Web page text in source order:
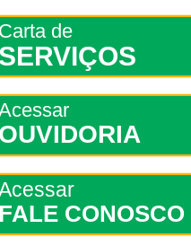
Carta de
SERVIÇOS
OUVIDORIA
FALE CONOSCO